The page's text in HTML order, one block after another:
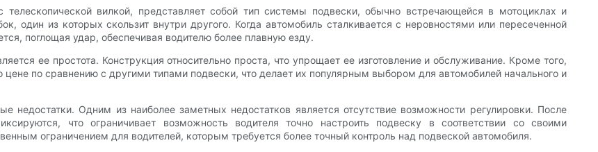
телескопической вилкой, представляет собой тип системы подвески, обычно встречающейся в мотоциклах и
один из которых скользит внутри другого. Когда автомобиль сталкивается с неровностями или пересеченной
поглощая удар, обеспечивая водителю более плавную езду.
ее простота. Конструкция относительно проста, что упрощает ее изготовление и обслуживание. Кроме того,
по сравнению с другими типами подвески, что делает их популярным выбором для автомобилей начального и
недостатки. Одним из наиболее заметных недостатков является отсутствие возможности регулировки. После
что ограничивает возможность водителя точно настроить подвеску в соответствии со своими
ограничением для водителей, которым требуется более точный контроль над подвеской автомобиля.